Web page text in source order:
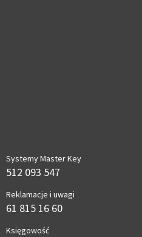
Systemy Master Key
512 093 547
Reklamacje i uwagi
61 815 16 60
Księgowość